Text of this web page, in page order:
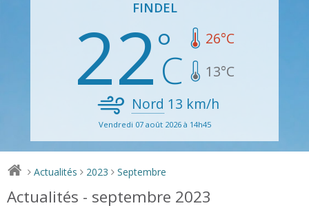
FINDEL
22 26°C
13°C
Nord 13 km/h
Vendredi 07 août 2026 à 14h45
> Actualités > 2023 > Septembre
Actualités - septembre 2023